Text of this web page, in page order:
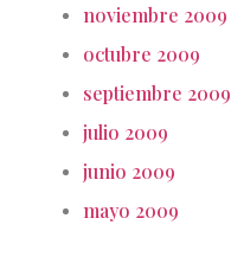
noviembre 2009
octubre 2009
septiembre 2009
julio 2009
junio 2009
mayo 2009